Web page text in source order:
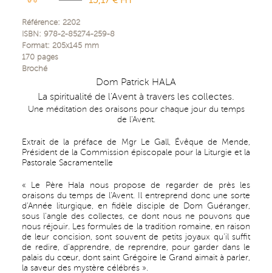
Référence: 2202
ISBN: 978-2-85274-259-8
Format: 205x145mm
170pages
Broché
Dom Patrick HALA
La spiritualité de l'Avent à travers les collectes.
Une méditation des oraisons pour chaque jour du temps
de l'Avent.
Extrait de la préface de Mgr Le Gall, Évêque de Mende,
Président de la Commission épiscopale pour la Liturgie et la
Pastorale Sacramentelle
« Le Père Hala nous propose de regarder de près les
oraisons du temps de l'Avent. Il entreprend donc une sorte
d'Année liturgique, en fidèle disciple de Dom Guéranger,
sous l'angle des collectes, ce dont nous ne pouvons que
nous réjouir. Les formules de la tradition romaine, en raison
de leur concision, sont souvent de petits joyaux qu'il suffit
de redire, d'apprendre, de reprendre, pour garder dans le
palais du cœur, dont saint Grégoire le Grand aimait à parler,
la saveur des mystère célébrés ».